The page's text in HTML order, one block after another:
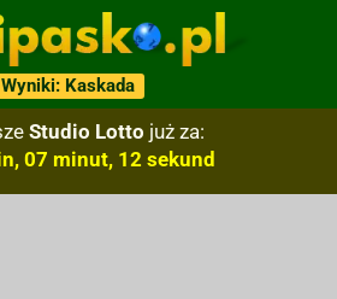
Wyniki: Kaskada
Studio Lotto już za:
07 minut, 11 sekund